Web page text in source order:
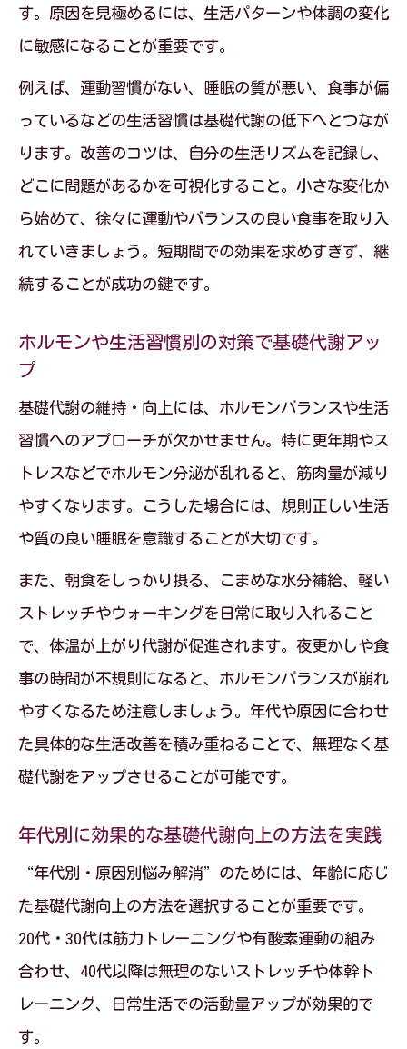
す。原因を見極めるには、生活パターンや体調の変化
に敏感になることが重要です。
例えば、運動習慣がない、睡眠の質が悪い、食事が偏
っているなどの生活習慣は基礎代謝の低下へとつなが
ります。改善のコツは、自分の生活リズムを記録し、
どこに問題があるかを可視化すること。小さな変化か
ら始めて、徐々に運動やバランスの良い食事を取り入
れていきましょう。短期間での効果を求めすぎず、継
続することが成功の鍵です。
ホルモンや生活習慣別の対策で基礎代謝アッ
プ
基礎代謝の維持・向上には、ホルモンバランスや生活
習慣へのアプローチが欠かせません。特に更年期やス
トレスなどでホルモン分泌が乱れると、筋肉量が減り
やすくなります。こうした場合には、規則正しい生活
や質の良い睡眠を意識することが大切です。
また、朝食をしっかり摂る、こまめな水分補給、軽い
ストレッチやウォーキングを日常に取り入れること
で、体温が上がり代謝が促進されます。夜更かしや食
事の時間が不規則になると、ホルモンバランスが崩れ
やすくなるため注意しましょう。年代や原因に合わせ
た具体的な生活改善を積み重ねることで、無理なく基
礎代謝をアップさせることが可能です。
年代別に効果的な基礎代謝向上の方法を実践
“年代別・原因別悩み解消”のためには、年齢に応じ
た基礎代謝向上の方法を選択することが重要です。
20代・30代は筋力トレーニングや有酸素運動の組み
合わせ、40代以降は無理のないストレッチや体幹ト
レーニング、日常生活での活動量アップが効果的で
す。